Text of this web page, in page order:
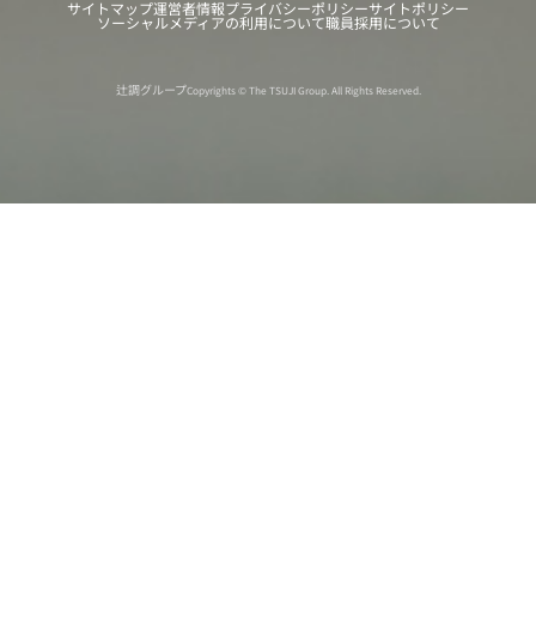
サイトマップ運営者情報プライバシーポリシーサイトポリシー
ソーシャルメディアの利用について職員採用について
辻調グループCopyrights © The TSUJI Group. All Rights Reserved.